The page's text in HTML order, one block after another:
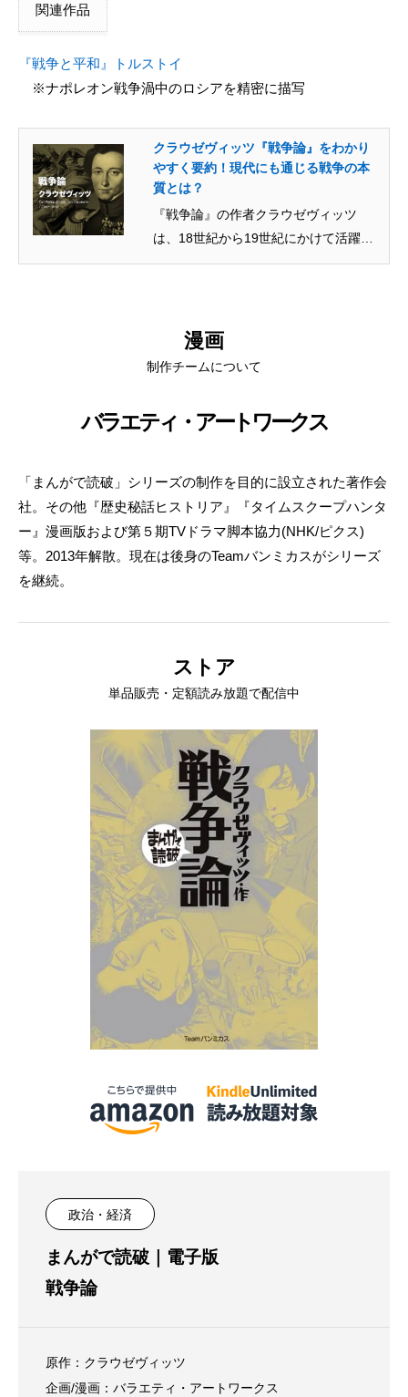
関連作品
『戦争と平和』トルストイ
※ナポレオン戦争渦中のロシアを精密に描写
クラウゼヴィッツ『戦争論』をわかり
やすく要約！現代にも通じる戦争の本
質とは？
『戦争論』の作者クラウゼヴィッツ
は、18世紀から19世紀にかけて活躍し
たプロイセン王国の軍人・軍事学...
漫画
制作チームについて
バラエティ・アートワークス
「まんがで読破」シリーズの制作を目的に設立された著作会
社。その他『歴史秘話ヒストリア』『タイムスクープハンタ
ー』漫画版および第５期TVドラマ脚本協力(NHK/ピクス)
等。2013年解散。現在は後身のTeamバンミカスがシリーズ
を継続。
ストア
単品販売・定額読み放題で配信中
政治・経済
まんがで読破｜電子版
戦争論
原作：クラウゼヴィッツ
企画/漫画：バラエティ・アートワークス